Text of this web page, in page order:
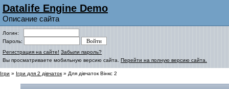
Datalife Engine Demo
Описание сайта
Логин:
Пароль:
Регистрация на сайте! Забыли пароль?
Вы просматриваете мобильную версию сайта. Перейти на полную версию сайта.
Ігри » Ігри для 2 дівчаток » Для дівчаток Вінкс 2